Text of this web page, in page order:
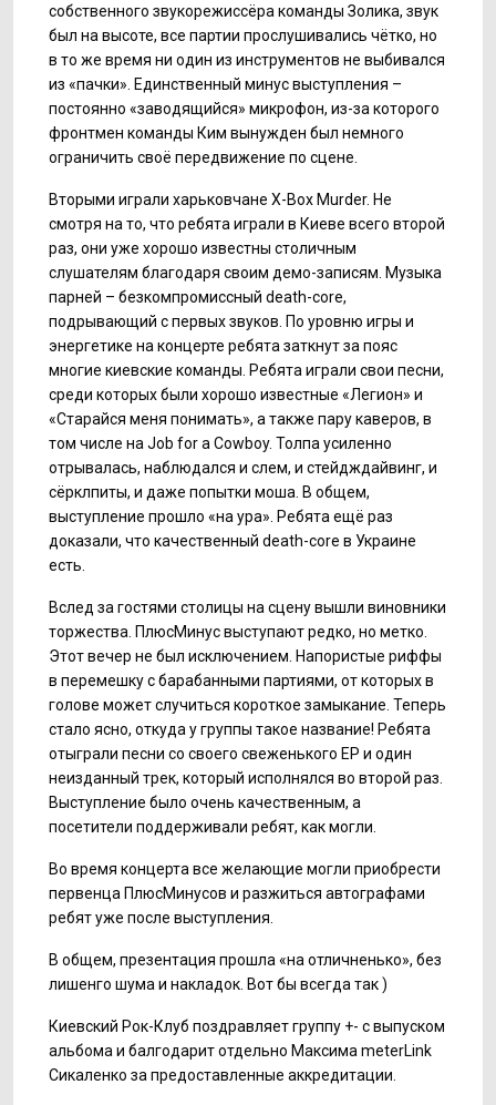
собственного звукорежиссёра команды Золика, звук
был на высоте, все партии прослушивались чётко, но
в то же время ни один из инструментов не выбивался
из «пачки». Единственный минус выступления –
постоянно «заводящийся» микрофон, из-за которого
фронтмен команды Ким вынужден был немного
ограничить своё передвижение по сцене.
Вторыми играли харьковчане X-Box Murder. Не
смотря на то, что ребята играли в Киеве всего второй
раз, они уже хорошо известны столичным
слушателям благодаря своим демо-записям. Музыка
парней – безкомпромиссный death-core,
подрывающий с первых звуков. По уровню игры и
энергетике на концерте ребята заткнут за пояс
многие киевские команды. Ребята играли свои песни,
среди которых были хорошо известные «Легион» и
«Старайся меня понимать», а также пару каверов, в
том числе на Job for a Cowboy. Толпа усиленно
отрывалась, наблюдался и слем, и стейдждайвинг, и
сёрклпиты, и даже попытки моша. В общем,
выступление прошло «на ура». Ребята ещё раз
доказали, что качественный death-core в Украине
есть.
Вслед за гостями столицы на сцену вышли виновники
торжества. ПлюсМинус выступают редко, но метко.
Этот вечер не был исключением. Напористые риффы
в перемешку с барабанными партиями, от которых в
голове может случиться короткое замыкание. Теперь
стало ясно, откуда у группы такое название! Ребята
отыграли песни со своего свеженького ЕР и один
неизданный трек, который исполнялся во второй раз.
Выступление было очень качественным, а
посетители поддерживали ребят, как могли.
Во время концерта все желающие могли приобрести
первенца ПлюсМинусов и разжиться автографами
ребят уже после выступления.
В общем, презентация прошла «на отличненько», без
лишенго шума и накладок. Вот бы всегда так )
Киевский Рок-Клуб поздравляет группу +- с выпуском
альбома и балгодарит отдельно Максима meterLink
Сикаленко за предоставленные аккредитации.